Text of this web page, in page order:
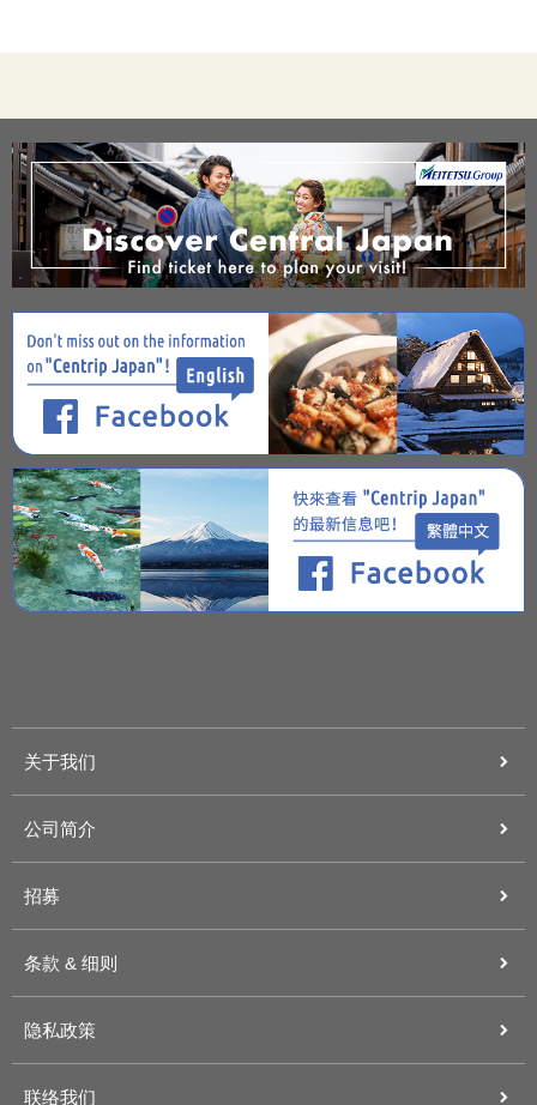
关于我们
公司简介
招募
条款 & 细则
隐私政策
联络我们